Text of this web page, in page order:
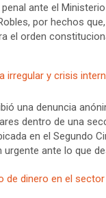
ante el
por hechos
el orden
irregular y crisis
una denuncia
dentro de una
en el Segundo
ante lo que
de dinero en el